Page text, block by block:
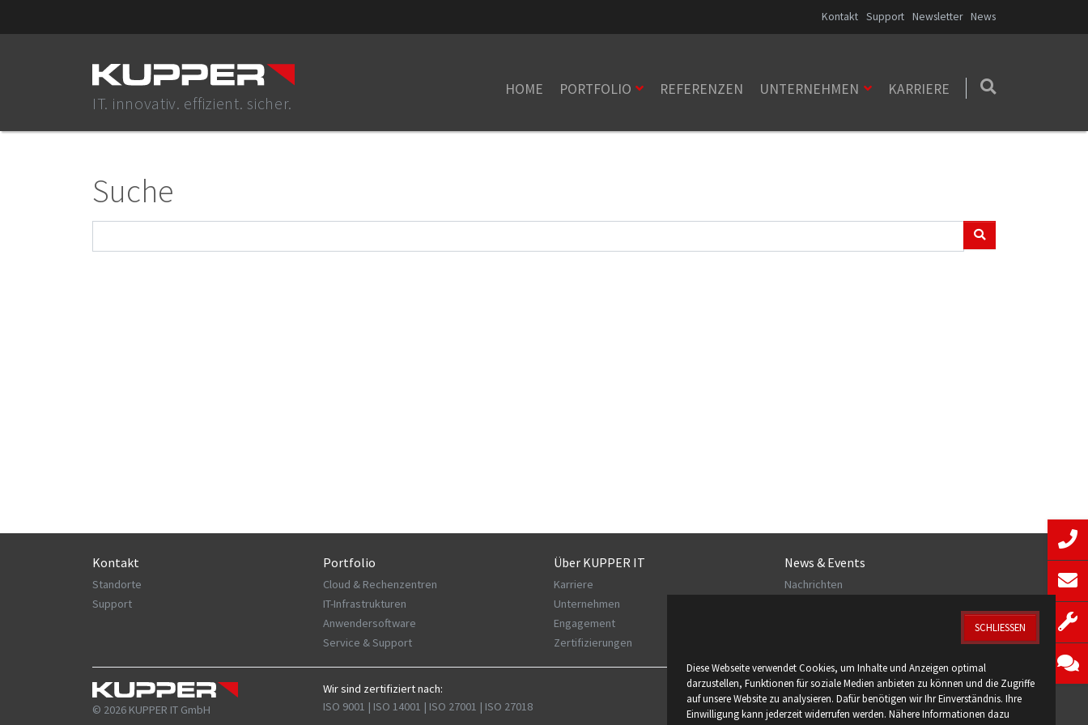
Kontakt Support Newsletter News
IT. innovativ. effizient. sicher.
HOME PORTFOLIO REFERENZEN UNTERNEHMEN KARRIERE
Suche
Kontakt
Standorte
Support
Portfolio
Cloud & Rechenzentren
IT-Infrastrukturen
Anwendersoftware
Service & Support
Über KUPPER IT
Karriere
Unternehmen
Engagement
Zertifizierungen
News & Events
Nachrichten
© 2026 KUPPER IT GmbH
Wir sind zertifiziert nach:
ISO 9001 | ISO 14001 | ISO 27001 | ISO 27018
Folgen Sie uns:
SCHLIESSEN
Diese Webseite verwendet Cookies, um Inhalte und Anzeigen optimal
darzustellen, Funktionen für soziale Medien anbieten zu können und die Zugriffe
auf unsere Website zu analysieren. Dafür benötigen wir Ihr Einverständnis. Ihre
Einwilligung kann jederzeit widerrufen werden. Nähere Informationen dazu